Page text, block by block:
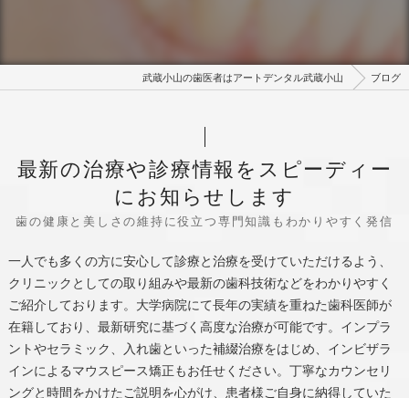
武蔵小山の歯医者はアートデンタル武蔵小山 ブログ
最新の治療や診療情報をスピーディー
にお知らせします
歯の健康と美しさの維持に役立つ専門知識もわかりやすく発信
一人でも多くの方に安心して診療と治療を受けていただけるよう、
クリニックとしての取り組みや最新の歯科技術などをわかりやすく
ご紹介しております。大学病院にて長年の実績を重ねた歯科医師が
在籍しており、最新研究に基づく高度な治療が可能です。インプラ
ントやセラミック、入れ歯といった補綴治療をはじめ、インビザラ
インによるマウスピース矯正もお任せください。丁寧なカウンセリ
ングと時間をかけたご説明を心がけ、患者様ご自身に納得していた